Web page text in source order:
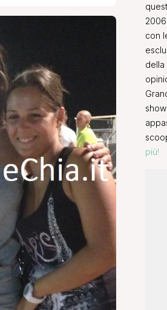
in vacanza all'Isola
all’Isola d’Elba,
con
della
più!